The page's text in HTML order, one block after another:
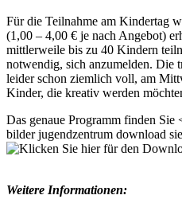
Für die Teilnahme am Kindertag
(1,00 – 4,00 € je nach Angebot)
mittlerweile bis zu 40 Kindern
notwendig, sich anzumelden. Die
leider schon ziemlich voll, am
Kinder, die kreativ werden
Das genaue Programm finden
bilder jugendzentrum download
Weitere Informationen: